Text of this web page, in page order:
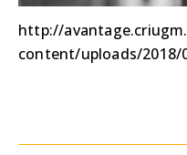
http://
content/uploads/2018/